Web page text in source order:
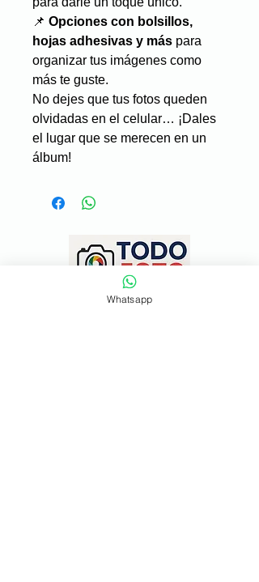
📌 Opciones con bolsillos,
hojas adhesivas y más para
organizar tus imágenes como
más te guste.
No dejes que tus fotos queden
olvidadas en el celular… ¡Dales
el lugar que se merecen en un
álbum!
Mas de 25 años convirtiendo tus
Whatsapp